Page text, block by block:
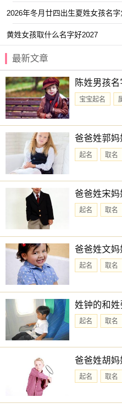
【之学】 【乔苒】 【书闻
【书智】 【书智】 【亦仁
【与夏】 【云昕】 【云涵】
【卿林】 【兰琳】 【书敏】
【与夏】 【书颜】 【云易
赐子好名，能伴子一生。想
2026年冬月廿四出生夏姓女孩名
黄姓女孩取什么名字好2027
最新文章
陈姓男孩
宝宝起名
爸爸姓郭
起名 取名
爸爸姓宋
起名 取名
爸爸姓文
起名 取名
姓钟的和
起名 取名
爸爸姓胡
起名 取名